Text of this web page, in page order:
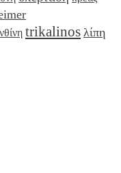
trikalinos λίπη